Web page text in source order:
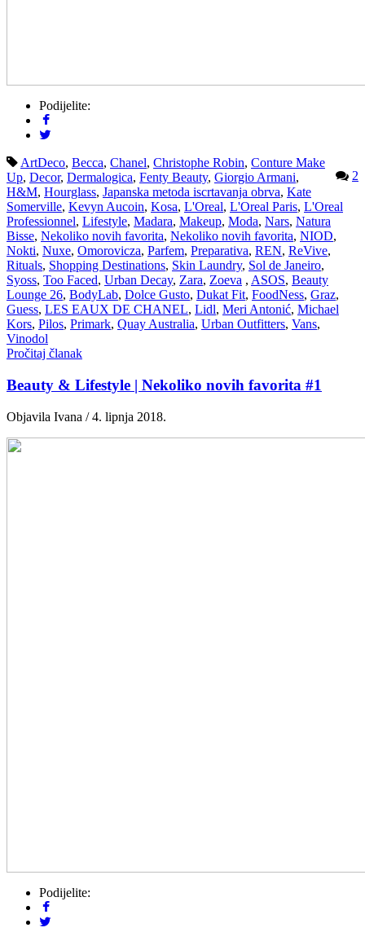
Podijelite:
2
ArtDeco, Becca, Chanel, Christophe Robin, Conture Make
Up, Decor, Dermalogica, Fenty Beauty, Giorgio Armani,
H&M, Hourglass, Japanska metoda iscrtavanja obrva, Kate
Somerville, Kevyn Aucoin, Kosa, L'Oreal, L'Oreal Paris, L'Oreal
Professionnel, Lifestyle, Madara, Makeup, Moda, Nars, Natura
Bisse, Nekoliko novih favorita, Nekoliko novih favorita, NIOD,
Nokti, Nuxe, Omorovicza, Parfem, Preparativa, REN, ReVive,
Rituals, Shopping Destinations, Skin Laundry, Sol de Janeiro,
Syoss, Too Faced, Urban Decay, Zara, Zoeva , ASOS, Beauty
Lounge 26, BodyLab, Dolce Gusto, Dukat Fit, FoodNess, Graz,
Guess, LES EAUX DE CHANEL, Lidl, Meri Antonić, Michael
Kors, Pilos, Primark, Quay Australia, Urban Outfitters, Vans,
Vinodol
Pročitaj članak
Beauty & Lifestyle | Nekoliko novih favorita #1
Objavila Ivana / 4. lipnja 2018.
Podijelite: